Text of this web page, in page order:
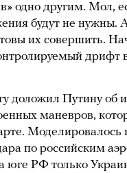
одно другим. Мол,
будут не нужны.
их совершить.
дрифт
доложил Путину об
маневров,
Моделировалось
по российским
юге РФ только